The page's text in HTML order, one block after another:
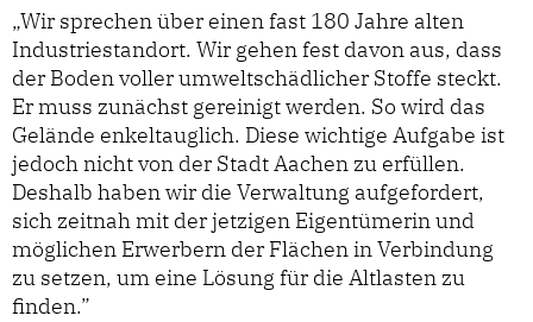
„Wir sprechen über einen fast 180 Jahre alten
Industriestandort. Wir gehen fest davon aus, dass
der Boden voller umweltschädlicher Stoffe steckt.
Er muss zunächst gereinigt werden. So wird das
Gelände enkeltauglich. Diese wichtige Aufgabe ist
jedoch nicht von der Stadt Aachen zu erfüllen.
Deshalb haben wir die Verwaltung aufgefordert,
sich zeitnah mit der jetzigen Eigentümerin und
möglichen Erwerbern der Flächen in Verbindung
zu setzen, um eine Lösung für die Altlasten zu
finden.”